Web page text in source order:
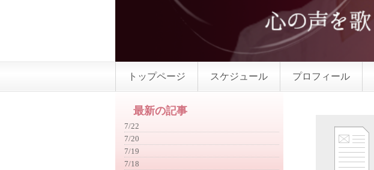
トップページ スケジュール プロフィール
最新の記事
7/22
7/20
7/19
7/18